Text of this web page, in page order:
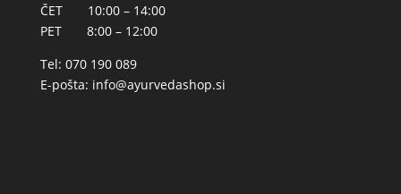
ČET 10:00 – 14:00
PET 8:00 – 12:00
Tel: 070 190 089
E-pošta: info@ayurvedashop.si